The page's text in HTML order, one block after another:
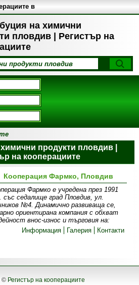
на химични
пловдив | Регистър на
в
продукти пловдив |
на кооперациите
Кооперация Фармко, Пловдив
Фармко е учредена през 1991
със седалище град Пловдив, ул.
№4. Динамично развиваща се,
ориентирана компания с обхват
внос-износ и търговия на:
Информация
Галерия Контакти
© Регистър на кооперациите